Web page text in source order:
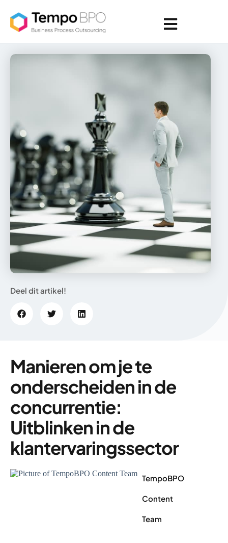
Deel dit artikel!
Manieren om je te
onderscheiden in de
concurrentie:
Uitblinken in de
klantervaringssector
TempoBPO
Content
Team